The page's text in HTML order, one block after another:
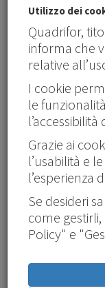
di
del
“Noi di
orientati
Utilizzo dei
Quadrifor,
informa che
relative
I cookie
le
l’accessibilità
Grazie ai
l’usabilità e
l’esperienza
Se desideri
come
Policy" e